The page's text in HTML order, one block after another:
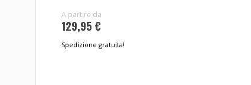
A partire da
129,95 €
Spedizione gratuita!